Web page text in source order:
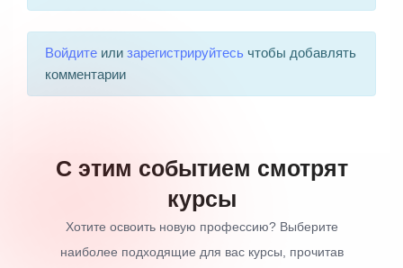
Войдитеили зарегистрируйтесь чтобы добавлять
комментарии
С этим событием смотрят
курсы
Хотите освоить новую профессию? Выберите
наиболее подходящие для вас курсы, прочитав